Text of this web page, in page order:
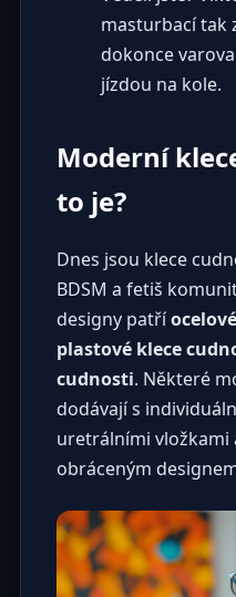
masturbací tak
dokonce
jízdou na kole.
Moderní
to je?
Dnes jsou klece
BDSM a fetiš
designy patří
plastové klece
cudnosti. Některé
dodávají s
uretrálními
obráceným